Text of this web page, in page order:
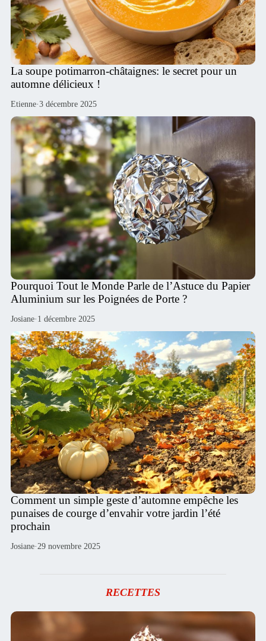
La soupe potimarron-châtaignes: le secret pour un
automne délicieux !
Etienne·3 décembre 2025
Pourquoi Tout le Monde Parle de l’Astuce du Papier
Aluminium sur les Poignées de Porte ?
Josiane· 1 décembre 2025
Comment un simple geste d’automne empêche les
punaises de courge d’envahir votre jardin l’été
prochain
Josiane· 29 novembre 2025
RECETTES